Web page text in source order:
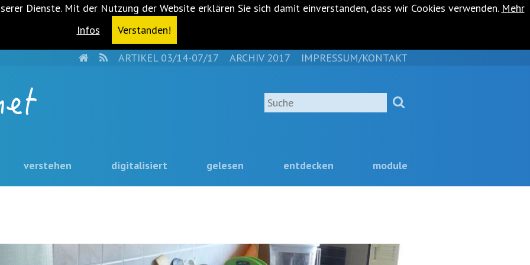
Dienste. Mit der Nutzung der Website erklären Sie sich damit einverstanden, dass wir Cookies verwenden. Mehr
Infos
Verstanden!
HOMERSSARTIKEL 03/14-07/17 ARCHIV 2017 IMPRESSUM/KONTAKT
Suche
verstehen digitalisiert gelesen entdecken module